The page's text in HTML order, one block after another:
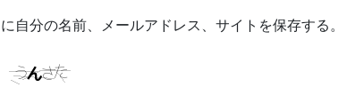
自分の名前、メールアドレス、サイトを保存する。